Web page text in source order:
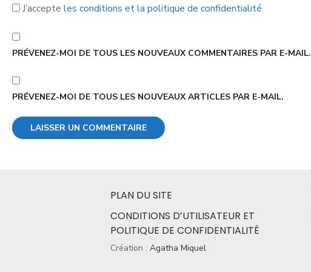
J’accepte les conditions et la politique de confidentialité
PRÉVENEZ-MOI DE TOUS LES NOUVEAUX COMMENTAIRES PAR E-MAIL.
PRÉVENEZ-MOI DE TOUS LES NOUVEAUX ARTICLES PAR E-MAIL.
PLAN DU SITE
CONDITIONS D’UTILISATEUR ET
POLITIQUE DE CONFIDENTIALITÉ
Création : Agatha Miquel